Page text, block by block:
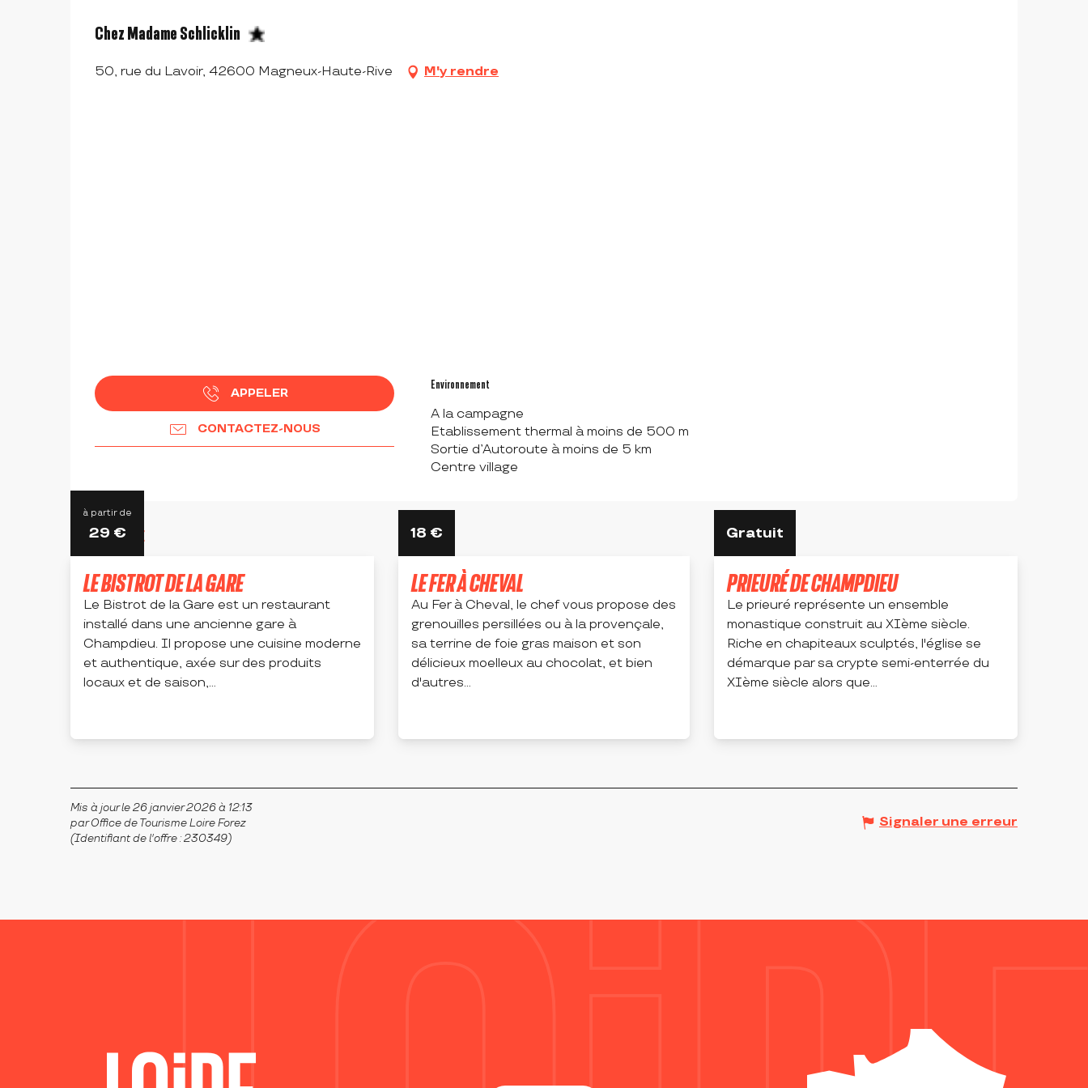
Chez Madame Schlicklin
50, rue du Lavoir, 42600 Magneux-Haute-Rive M'y rendre
APPELER
CONTACTEZ-NOUS
Environnement
Environnement
A la campagne
Etablissement thermal à moins de 500 m
Sortie d’Autoroute à moins de 5 km
Centre village
ADRESSE UTILE
à partir de
29 €
LE BISTROT DE LA GARE
Le Bistrot de la Gare est un restaurant
installé dans une ancienne gare à
Champdieu. Il propose une cuisine moderne
et authentique, axée sur des produits
locaux et de saison,...
18 €
LE FER À CHEVAL
Au Fer à Cheval, le chef vous propose des
grenouilles persillées ou à la provençale,
sa terrine de foie gras maison et son
délicieux moelleux au chocolat, et bien
d'autres...
Gratuit
PRIEURÉ DE CHAMPDIEU
Le prieuré représente un ensemble
monastique construit au XIème siècle.
Riche en chapiteaux sculptés, l'église se
démarque par sa crypte semi-enterrée du
XIème siècle alors que...
Mis à jour le 26 janvier 2026 à 12:13
par Office de Tourisme Loire Forez
(Identifiant de l'offre :230349)
Signaler une erreur